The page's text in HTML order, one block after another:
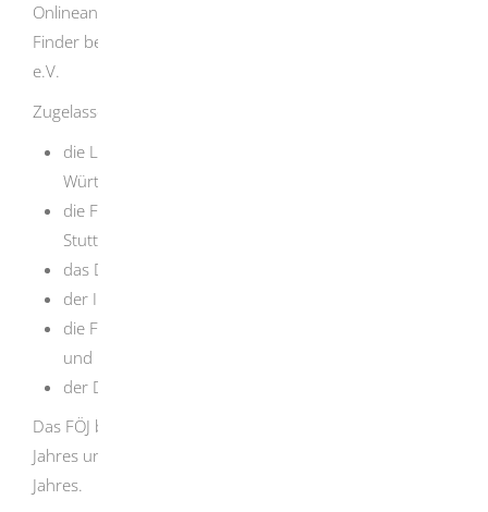
Onlineangebot der Träger des FÖJ oder über den Ö-
Finder beim Föderverein Ökologische Freiwilligendienste
e.V.
Zugelassene Träger des FÖJ in Baden-Württemberg sind
die Landeszentrale für politische Bildung Baden-
Württemberg (LpB),
die Freiwilligendienste in der Diözese Rottenburg-
Stuttgart gGmbH (DRS),
das Diakonische Werk Württemberg,
der Internationale Bund (IB) e.V. - Freiwilligendienste ,
die Freunde der Erziehungskunst Rudolf Steiners e.V.
und
der DRK-Landesverband Badisches Rotes Kreuz e.V.
Das FÖJ beginnt in der Regel am 1. September eines
Jahres und endet am 31. August des darauffolgenden
Jahres.